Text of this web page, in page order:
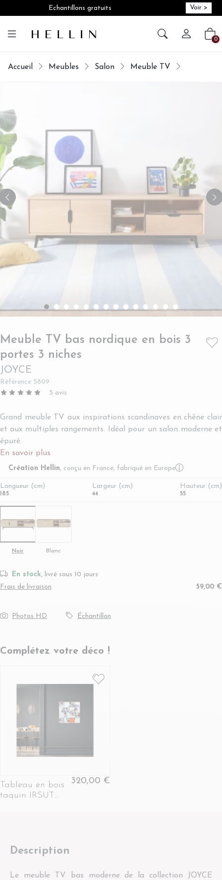
Echantillons gratuits Voir >
Créer 0
Accueil Meubles Salon Meuble TV
Meuble TV bas nordique en bois 3
portes 3 niches
JOYCE
Référence 5809
5 avis
Grand meuble TV aux inspirations scandinaves en chêne clair
et aux multiples rangements. Idéal pour un salon moderne et
épuré.
En savoir plus
Création Hellin, conçu en France, fabriqué en Europe More
Longueur (cm)
185
Largeur (cm)
44
Hauteur (cm)
55
Blanc
Noir
En stock, livré sous 10 jours
Frais de livraison
59,00 €
Photos HD Échantillon
Complétez votre déco !
Tableau en bois
taquin IRSUT
320,00 €
Description
Le meuble TV bas moderne de la collection JOYCE